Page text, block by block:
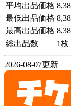
平均出品価格
最低出品価格
最高出品価格
総出品数
1枚
2026-08-07更新